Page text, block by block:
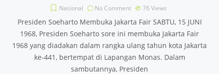
Nasional No Comment 76 Views
Presiden Soeharto Membuka Jakarta Fair SABTU, 15 JUNI
1968, Presiden Soeharto sore ini membuka Jakarta Fair
1968 yang diadakan dalam rangka ulang tahun kota Jakarta
ke-441, bertempat di Lapangan Monas. Dalam
sambutannya, Presiden